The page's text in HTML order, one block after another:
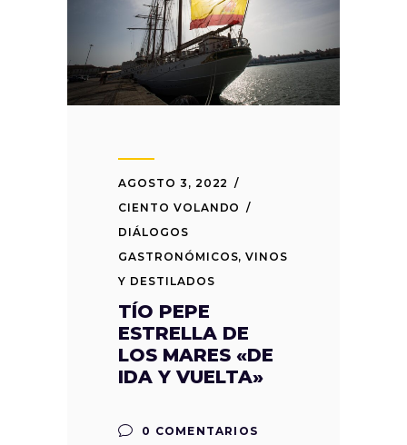
AGOSTO 3, 2022
CIENTO VOLANDO
DIÁLOGOS
GASTRONÓMICOS,VINOS
Y DESTILADOS
TÍO PEPE
ESTRELLA DE
LOS MARES «DE
IDA Y VUELTA»
0 COMENTARIOS